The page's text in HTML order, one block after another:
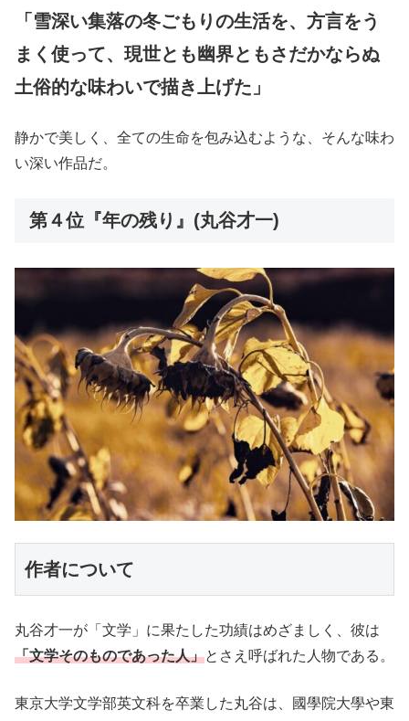
「雪深い集落の冬ごもりの生活を、方言をう
まく使って、現世とも幽界ともさだかならぬ
土俗的な味わいで描き上げた」
静かで美しく、全ての生命を包み込むような、そんな味わ
い深い作品だ。
第４位『年の残り』(丸谷才一)
作者について
丸谷才一が「文学」に果たした功績はめざましく、彼は
「文学そのものであった人」とさえ呼ばれた人物である。
東京大学文学部英文科を卒業した丸谷は、國學院大學や東